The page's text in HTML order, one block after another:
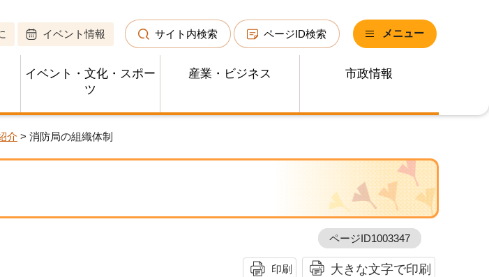
イベント情報 サイト内検索 ページID検索 メニュー
イベント・文化・スポー
ツ
産業・ビジネス 市政情報
介 > 消防局の組織体制
ページID1003347
印刷 大きな文字で印刷